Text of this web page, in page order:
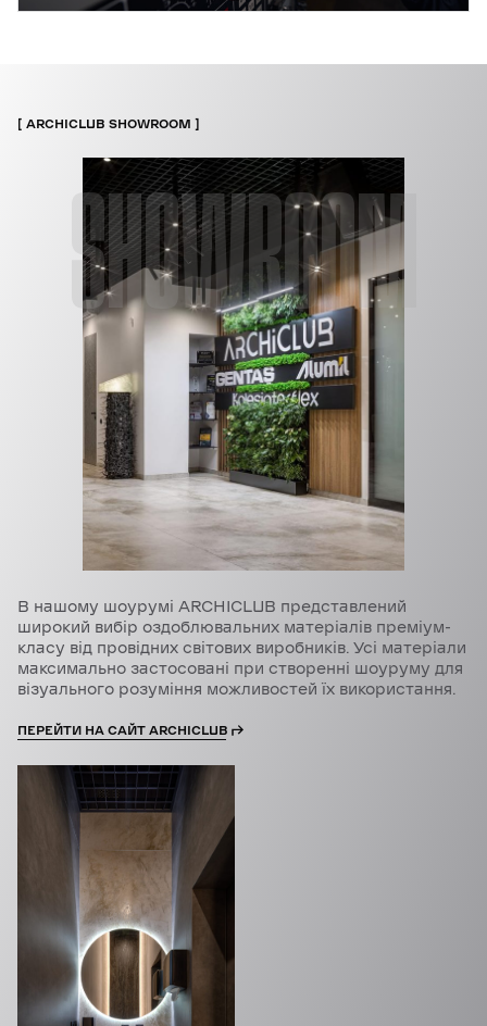
SHOWROOM
ARCHICLUB SHOWROOM
В нашому шоурумі ARCHICLUB представлений
широкий вибір оздоблювальних матеріалів преміум-
класу від провідних світових виробників. Усі матеріали
максимально застосовані при створенні шоуруму для
візуального розуміння можливостей їх використання.
ПЕРЕЙТИ НА САЙТ ARCHICLUB